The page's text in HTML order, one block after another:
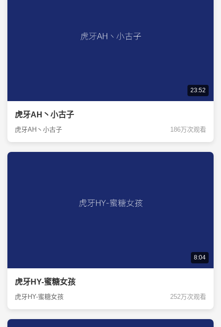
23:52
虎牙AH丶小古子
虎牙AH丶小古子 186万次观看
8:04
虎牙HY-蜜糖女孩
虎牙HY-蜜糖女孩 252万次观看